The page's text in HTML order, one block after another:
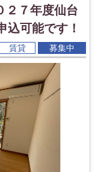
２７年度仙台
込可能です！
賃貸 募集中